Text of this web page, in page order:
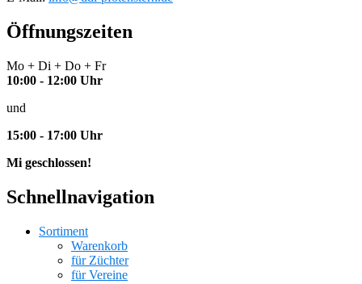
Öffnungszeiten
Mo + Di + Do + Fr
10:00 - 12:00 Uhr
und
15:00 - 17:00 Uhr
Mi geschlossen!
Schnellnavigation
Sortiment
Warenkorb
für Züchter
für Vereine